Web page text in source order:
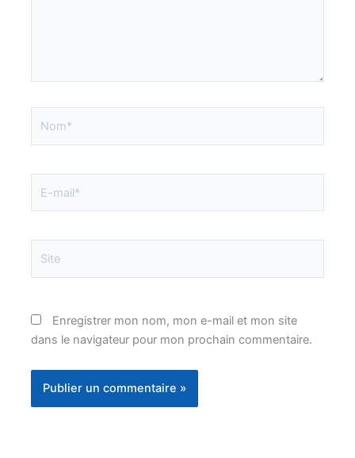
mail*
Enregistrer mon nom, mon e-mail et mon site
dans le navigateur pour mon prochain commentaire.